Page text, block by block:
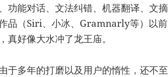
功能对话、文法纠错、机器翻译、文
品（Siri、小冰、Gramnarly等）以
真好像大水冲了龙王庙。
于多年的打磨以及用户的惰性，还不